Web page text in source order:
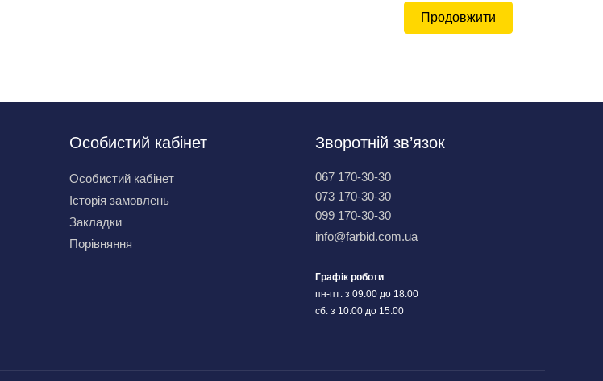
Продовжити
Особистий кабінет
Особистий кабінет
Історія замовлень
Закладки
Порівняння
Зворотній зв’язок
067 170-30-30
073 170-30-30
099 170-30-30
info@farbid.com.ua
Графік роботи
пн-пт: з 09:00 до 18:00
сб: з 10:00 до 15:00